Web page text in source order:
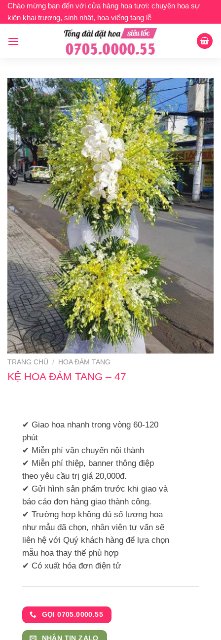
Bỏ
qua
dung
Chào mừng bạn đến với cửa hàng hoa tươi: chuyên hoa sự
kiện khai trương, sinh nhật, hoa viếng tang lễ
TRANG CHỦ / HOA ĐÁM TANG
KỆ HOA ĐÁM TANG – 47
✔ Giao hoa nhanh trong vòng 60-120
phút
✔ Miễn phí vận chuyển nội thành
✔ Miễn phí thiệp, banner thông điệp
theo yêu cầu trị giá 20,000đ.
✔ Gửi hình sản phẩm trước khi giao và
báo cáo đơn hàng giao thành công.
✔ Trường hợp không đủ số lượng hoa
như mẫu đã chọn, nhân viên tư vấn sẽ
liên hệ với Quý khách hàng để lựa chọn
mẫu hoa thay thế phù hợp
✔ Có xuất hóa đơn điện tử
GỌI 0705.0000.55
NHẮN TIN ZALO